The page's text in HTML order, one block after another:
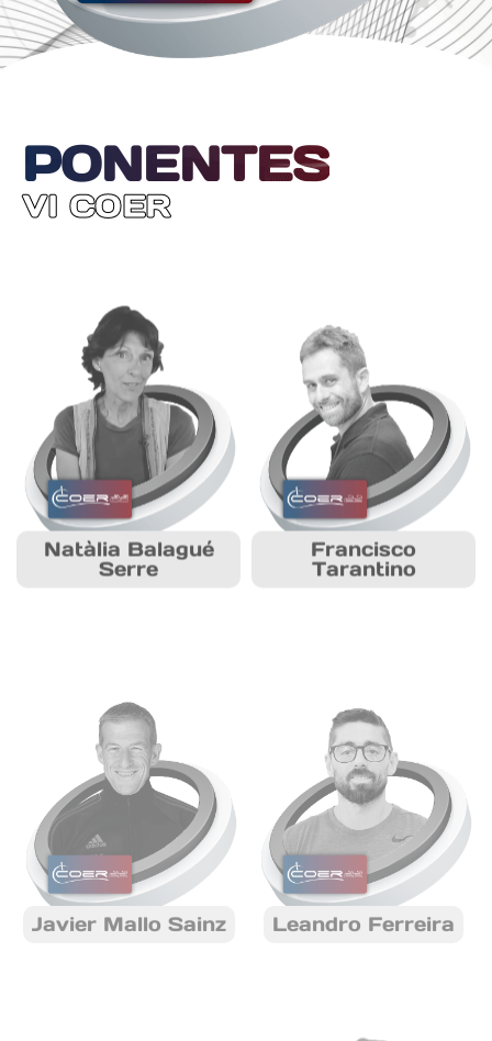
VI COER
PONENTES
Natàlia Balagué
Serre
Francisco
Tarantino
Javier Mallo Sainz Leandro Ferreira